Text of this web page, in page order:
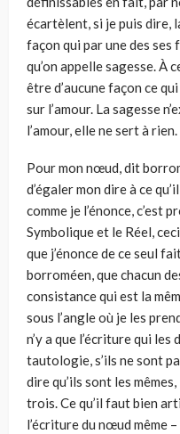
écartèlent, si je puis dire,
façon qui par une des ses
qu’on appelle sagesse. À
être d’aucune façon ce
sur l’amour. La sagesse
l’amour, elle ne sert à rien.
Pour mon nœud, dit
d’égaler mon dire à ce
comme je l’énonce, c’est
Symbolique et le Réel,
que j’énonce de ce seul
borroméen, que chacun
consistance qui est la
sous l’angle où je les
n’y a que l’écriture qui
tautologie, s’ils ne sont
dire qu’ils sont les
trois. Ce qu’il faut bien
l’écriture du nœud même